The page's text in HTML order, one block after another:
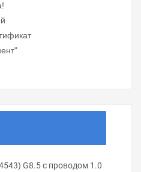
G8.5 с проводом 1.0